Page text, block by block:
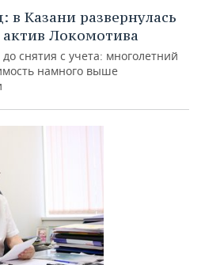
в Казани развернулась
актив Локомотива
снятия с учета: многолетний
намного выше